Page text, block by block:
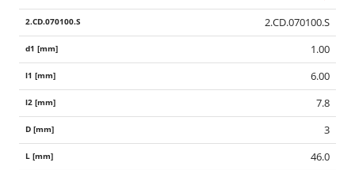
2.CD.070100.S
1.00
6.00
7.8
3
46.0